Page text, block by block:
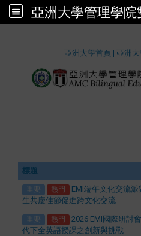
亞洲大學管理學院
亞洲大學首頁 | 亞洲
標題
重要 熱門
EMI端午文化交流
生共慶佳節促進跨文化交流
重要 熱門
2026 EMI國際研討
代下全英語授課之創新與挑戰